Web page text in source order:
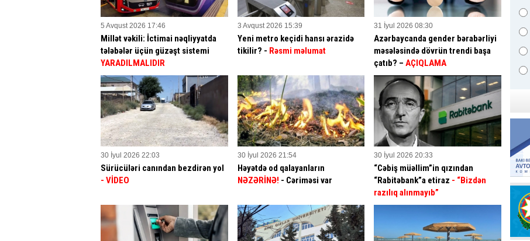
5 Avqust 2026 17:46
Millət vəkili: İctimai nəqliyyatda
tələbələr üçün güzəşt sistemi
YARADILMALIDIR
3 Avqust 2026 15:39
Yeni metro keçidi hansı ərazidə
tikilir? - Rəsmi məlumat
31 İyul 2026 08:30
Azərbaycanda gender bərabərliyi
məsələsində dövrün trendi başa
çatıb? –AÇIQLAMA
30 İyul 2026 22:03
Sürücüləri canından bezdirən yol
- VİDEO
30 İyul 2026 21:54
Həyətdə od qalayanların
NƏZƏRİNƏ! - Cəriməsi var
30 İyul 2026 20:33
“Cəbiş müəllim”in qızından
“Rabitəbank”a etiraz - “Bizdən
razılıq alınmayıb”